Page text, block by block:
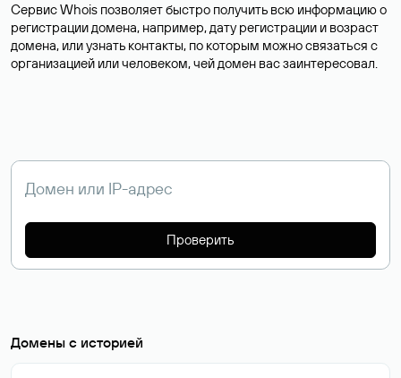
Сервис Whois позволяет быстро получить всю информацию о
регистрации домена, например, дату регистрации и возраст
домена, или узнать контакты, по которым можно связаться с
организацией или человеком, чей домен вас заинтересовал.
Проверить
Домены с историей